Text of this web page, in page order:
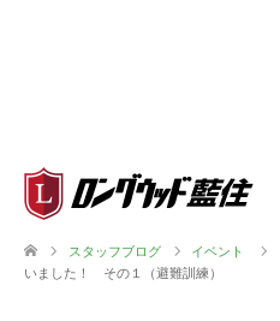
スタッフブログ イベント
いました！ その１（避難訓練）